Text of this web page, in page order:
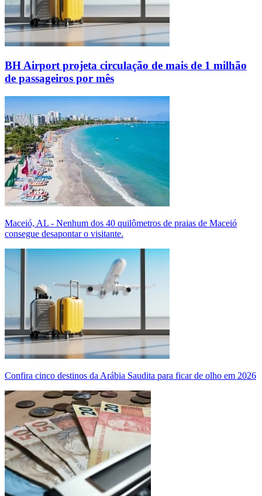
BH Airport projeta circulação de mais de 1 milhão
de passageiros por mês
Maceió, AL - Nenhum dos 40 quilômetros de praias de Maceió
consegue desapontar o visitante.
Confira cinco destinos da Arábia Saudita para ficar de olho em 2026